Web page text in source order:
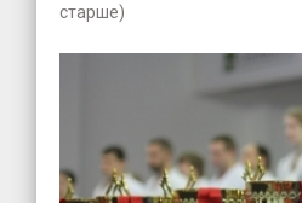
старше)